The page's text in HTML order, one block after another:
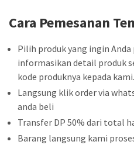
Cara Pemesanan
Pilih produk yang ingin Anda
informasikan detail produk
kode produknya kepada kami.
Langsung klik order via
anda beli
Transfer DP 50% dari total
Barang langsung kami